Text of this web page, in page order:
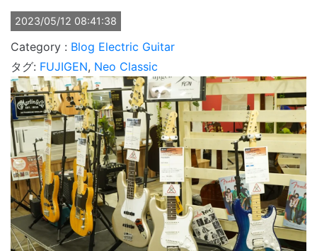
2023/05/12 08:41:38
Blog Electric Guitar
タグ: FUJIGEN, Neo Classic